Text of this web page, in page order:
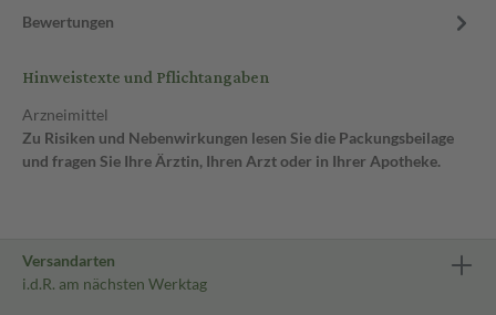
Bewertungen
Hinweistexte und Pflichtangaben
Arzneimittel
Zu Risiken und Nebenwirkungen lesen Sie die Packungsbeilage
und fragen Sie Ihre Ärztin, Ihren Arzt oder in Ihrer Apotheke.
Versandarten
i.d.R. am nächsten Werktag